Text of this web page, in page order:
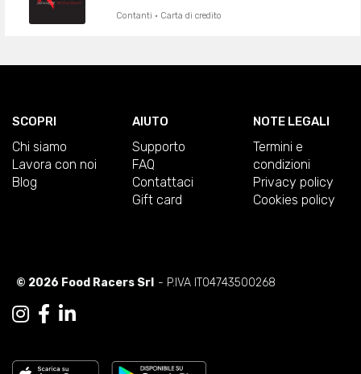
Contanti · Carta di credito
SCOPRI
Chi siamo
Lavora con noi
Blog
AIUTO
Supporto
FAQ
Contattaci
Gift card
NOTE LEGALI
Termini e
condizioni
Privacy policy
Cookies policy
© 2026 Food Racers Srl - P.IVA IT04743500268